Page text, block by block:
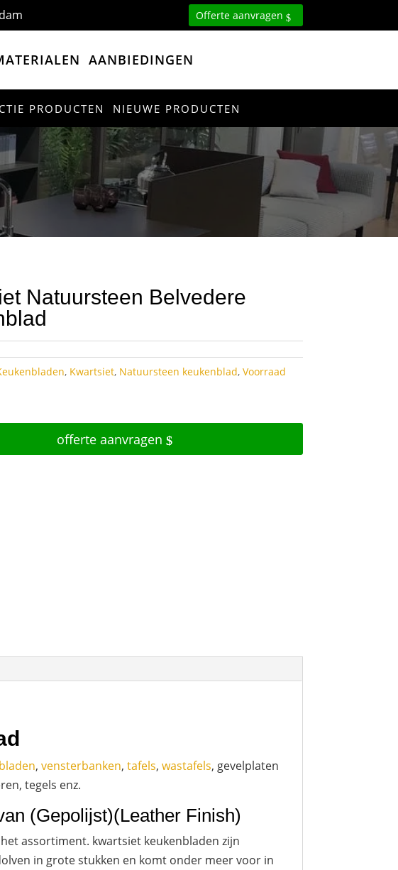
Offerte aanvragen
AANBIEDINGEN
PRODUCTEN NIEUWE PRODUCTEN
Natuursteen Belvedere
, Kwartsiet, Natuursteen keukenblad,Voorraad
offerte aanvragen
,vensterbanken,tafels,wastafels, gevelplaten
tegels enz.
(Gepolijst)(Leather Finish)
assortiment. kwartsiet keukenbladen zijn
in grote stukken en komt onder meer voor in